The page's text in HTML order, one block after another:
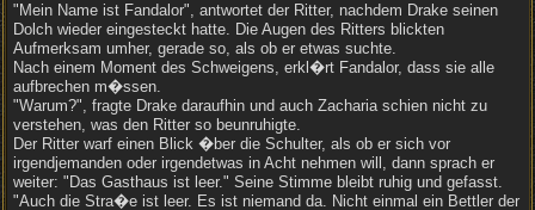
"Mein Name ist Fandalor", antwortet der Ritter, nachdem Drake seinen
Dolch wieder eingesteckt hatte. Die Augen des Ritters blickten
Aufmerksam umher, gerade so, als ob er etwas suchte.
Nach einem Moment des Schweigens, erkl�rt Fandalor, dass sie alle
aufbrechen m�ssen.
"Warum?", fragte Drake daraufhin und auch Zacharia schien nicht zu
verstehen, was den Ritter so beunruhigte.
Der Ritter warf einen Blick �ber die Schulter, als ob er sich vor
irgendjemanden oder irgendetwas in Acht nehmen will, dann sprach er
weiter: "Das Gasthaus ist leer." Seine Stimme bleibt ruhig und gefasst.
"Auch die Stra�e ist leer. Es ist niemand da. Nicht einmal ein Bettler der